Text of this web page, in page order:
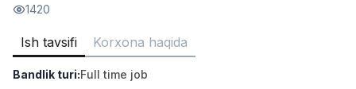
Ombor yordamchisi
4,280,000 sum/
1420
Ish tavsifi Korxona haqida
Bandlik turi:Full time job